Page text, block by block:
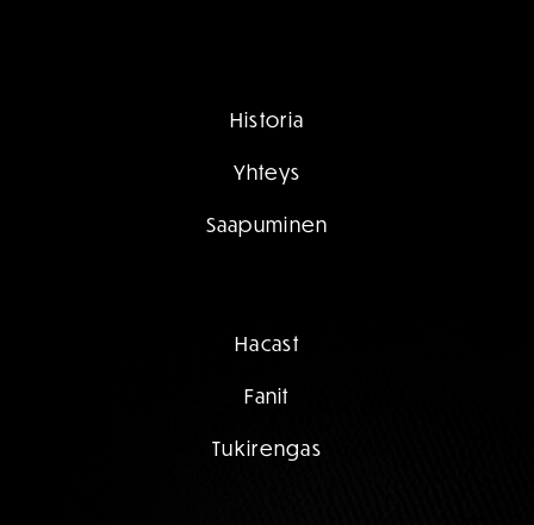
Historia
Yhteys
Hacast
Fanit